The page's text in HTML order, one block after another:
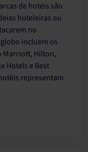
de hotéis são
hoteleiras ou
no
incluem os
Marriott, Hilton,
Hotels e Best
representam